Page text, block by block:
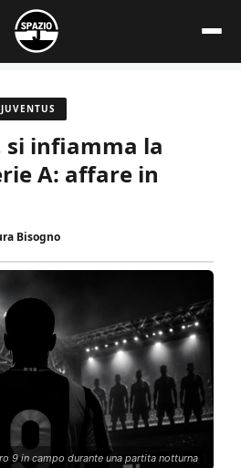
si infiamma la
A: affare in
Bisogno
9 in campo durante una partita notturna